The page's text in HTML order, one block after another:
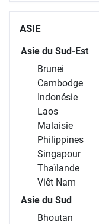
ASIE
Asie du Sud-Est
Brunei
Cambodge
Indonésie
Laos
Malaisie
Philippines
Singapour
Thaïlande
Viêt Nam
Asie du Sud
Bhoutan